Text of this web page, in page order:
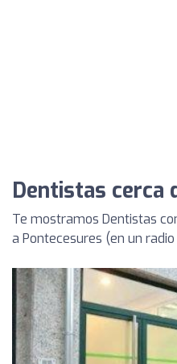
Dentistas cerca
Te mostramos Dentistas
a Pontecesures (en un